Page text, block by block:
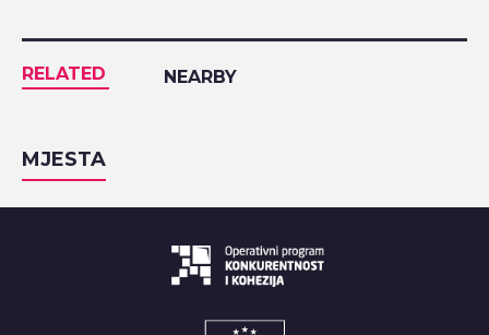
RELATED NEARBY
MJESTA